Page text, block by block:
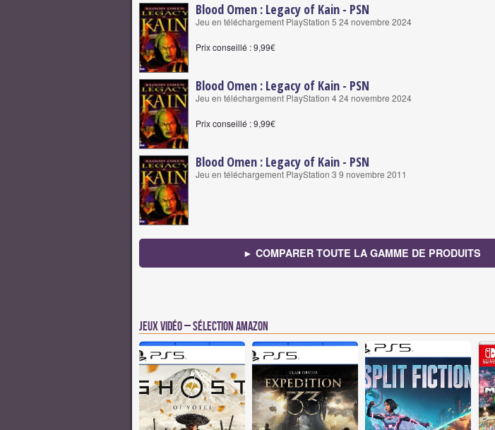
Blood Omen : Legacy of Kain - PSN
Jeu en téléchargement PlayStation 5 24 novembre 2024
Prix conseillé : 9,99€
Blood Omen : Legacy of Kain - PSN
Jeu en téléchargement PlayStation 4 24 novembre 2024
Prix conseillé : 9,99€
Blood Omen : Legacy of Kain - PSN
Jeu en téléchargement PlayStation 3 9 novembre 2011
► COMPARER TOUTE LA GAMME DE PRODUITS
Jeux vidéo – Sélection Amazon